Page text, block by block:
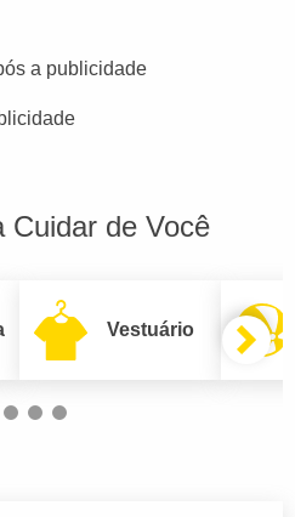
a publicidade
Cuidar de Você
Vestuário